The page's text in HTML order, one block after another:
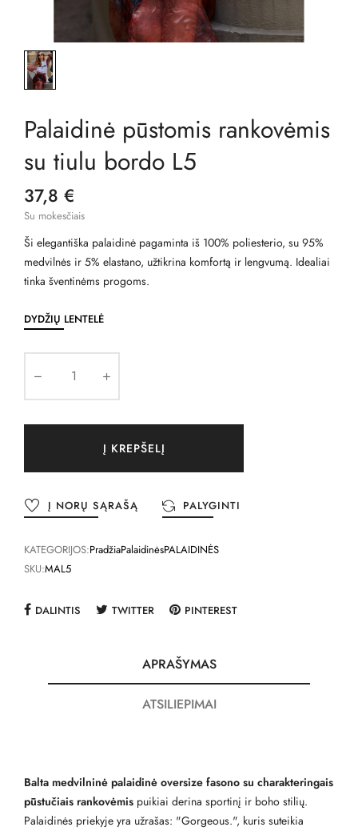
Palaidinė pūstomis rankovėmis
su tiulu bordo L5
37,8 €
Su mokesčiais
Ši elegantiška palaidinė pagaminta iš 100% poliesterio, su 95%
medvilnės ir 5% elastano, užtikrina komfortą ir lengvumą. Idealiai
tinka šventinėms progoms.
DYDŽIŲ LENTELĖ
Į KREPŠELĮ
Į NORŲ SĄRAŠĄ PALYGINTI
KATEGORIJOS:PradžiaPalaidinėsPALAIDINĖS
SKU:MAL5
DALINTIS TWITTER PINTEREST
APRAŠYMAS
ATSILIEPIMAI
Balta medvilninė palaidinė oversize fasono su charakteringais
pūstučiais rankovėmis puikiai derina sportinį ir boho stilių.
Palaidinės priekyje yra užrašas: "Gorgeous.", kuris suteikia